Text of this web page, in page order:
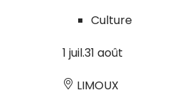
Culture
1 juil.31 août
LIMOUX